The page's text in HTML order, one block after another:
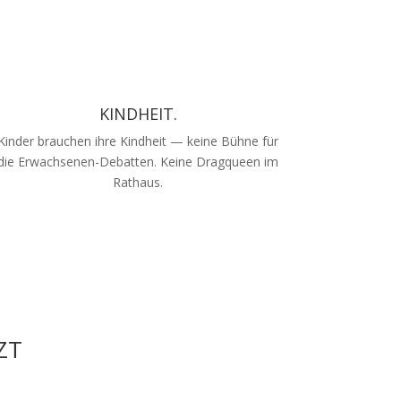
KINDHEIT.
brauchen ihre Kindheit — keine Bühne für
Erwachsenen-Debatten. Keine Dragqueen im
Rathaus.